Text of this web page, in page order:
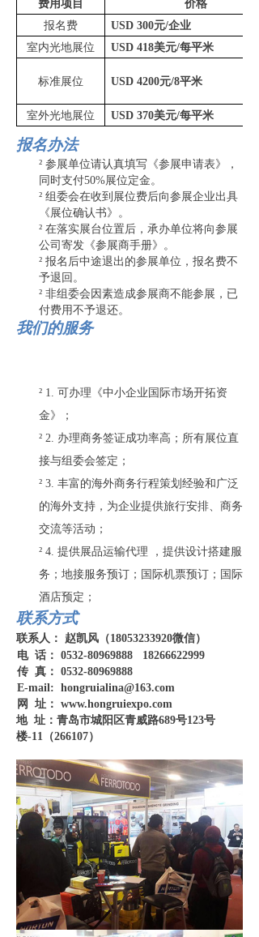
费用项目
价格
报名费
USD 300元/企业
室内光地展位 USD 418美元/每平米
标准展位 USD 4200元/8平米
室外光地展位 USD 370美元/每平米
报名办法
² 参展单位请认真填写《参展申请表》，
同时支付50%展位定金。
² 组委会在收到展位费后向参展企业出具
《展位确认书》。
² 在落实展台位置后，承办单位将向参展
公司寄发《参展商手册》。
² 报名后中途退出的参展单位，报名费不
予退回。
² 非组委会因素造成参展商不能参展，已
付费用不予退还。
我们的服务
² 1. 可办理《中小企业国际市场开拓资
金》；
² 2. 办理商务签证成功率高；所有展位直
接与组委会签定；
² 3. 丰富的海外商务行程策划经验和广泛
的海外支持，为企业提供旅行安排、商务
交流等活动；
² 4. 提供展品运输代理
，提供设计搭建服
务；地接服务预订；国际机票预订；国际
酒店预定；
联系方式
联系人： 赵凯风 （18053233920微信）
电 话： 0532-80969888
18266622999
传 真 ： 0532-80969888
E-mail: hongruialina@163.com
网
址： www.hongruiexpo.com
地 址：青岛市城阳区青威路689号123号
楼-11 （266107）